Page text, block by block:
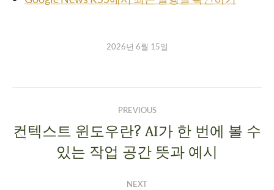
2026년 6월 15일
PREVIOUS
컨텍스트 윈도우란? AI가 한 번에 볼 수
있는 작업 공간 뜻과 예시
NEXT